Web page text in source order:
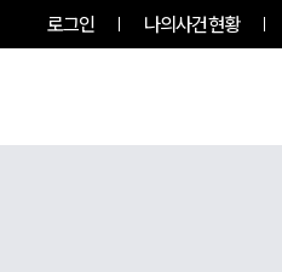
로그인 나의사건현황